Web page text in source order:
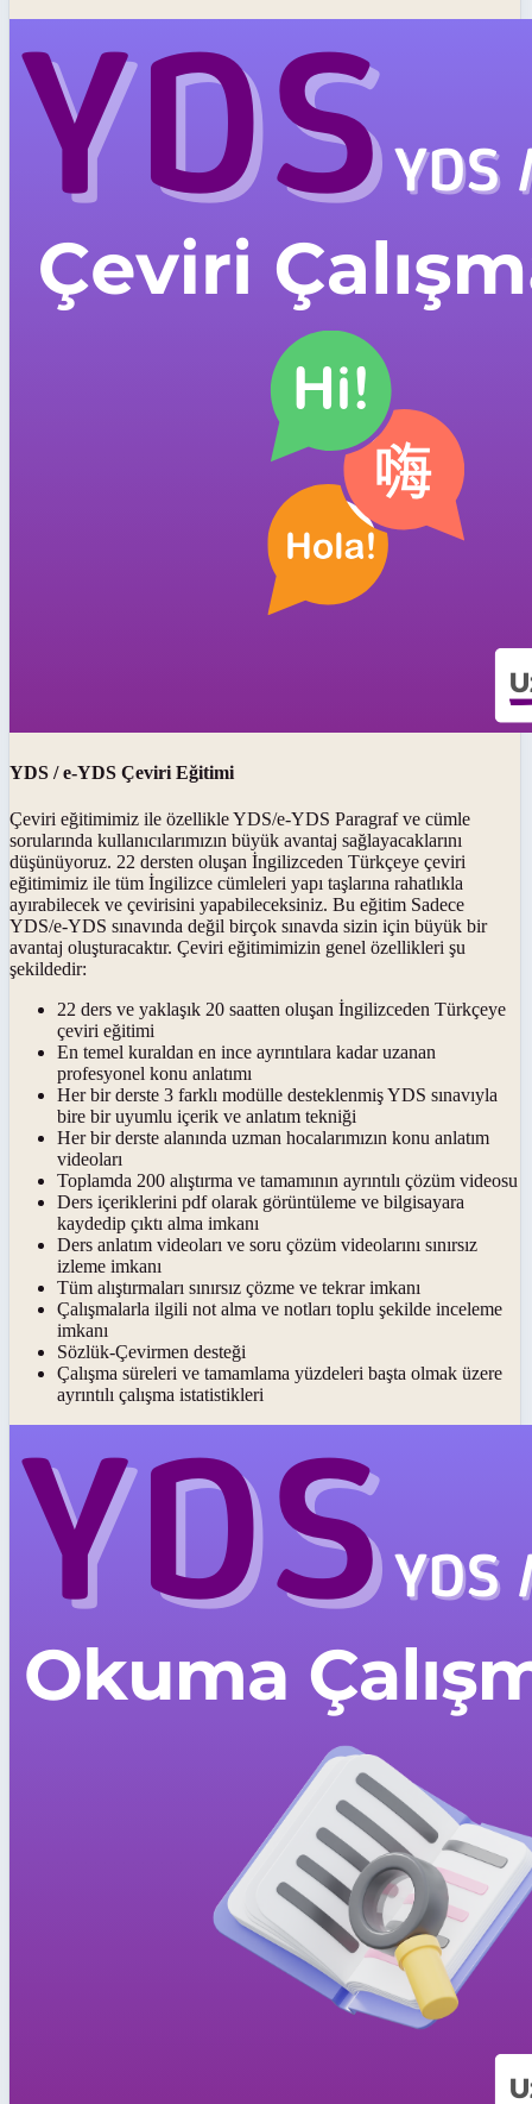
YDS / e-YDS Çeviri Eğitimi
Çeviri eğitimimiz ile özellikle YDS/e-YDS Paragraf ve cümle
sorularında kullanıcılarımızın büyük avantaj sağlayacaklarını
düşünüyoruz. 22 dersten oluşan İngilizceden Türkçeye çeviri
eğitimimiz ile tüm İngilizce cümleleri yapı taşlarına rahatlıkla
ayırabilecek ve çevirisini yapabileceksiniz. Bu eğitim Sadece
YDS/e-YDS sınavında değil birçok sınavda sizin için büyük bir
avantaj oluşturacaktır. Çeviri eğitimimizin genel özellikleri şu
şekildedir:
22 ders ve yaklaşık 20 saatten oluşan İngilizceden Türkçeye
çeviri eğitimi
En temel kuraldan en ince ayrıntılara kadar uzanan
profesyonel konu anlatımı
Her bir derste 3 farklı modülle desteklenmiş YDS sınavıyla
bire bir uyumlu içerik ve anlatım tekniği
Her bir derste alanında uzman hocalarımızın konu anlatım
videoları
Toplamda 200 alıştırma ve tamamının ayrıntılı çözüm videosu
Ders içeriklerini pdf olarak görüntüleme ve bilgisayara
kaydedip çıktı alma imkanı
Ders anlatım videoları ve soru çözüm videolarını sınırsız
izleme imkanı
Tüm alıştırmaları sınırsız çözme ve tekrar imkanı
Çalışmalarla ilgili not alma ve notları toplu şekilde inceleme
imkanı
Sözlük-Çevirmen desteği
Çalışma süreleri ve tamamlama yüzdeleri başta olmak üzere
ayrıntılı çalışma istatistikleri